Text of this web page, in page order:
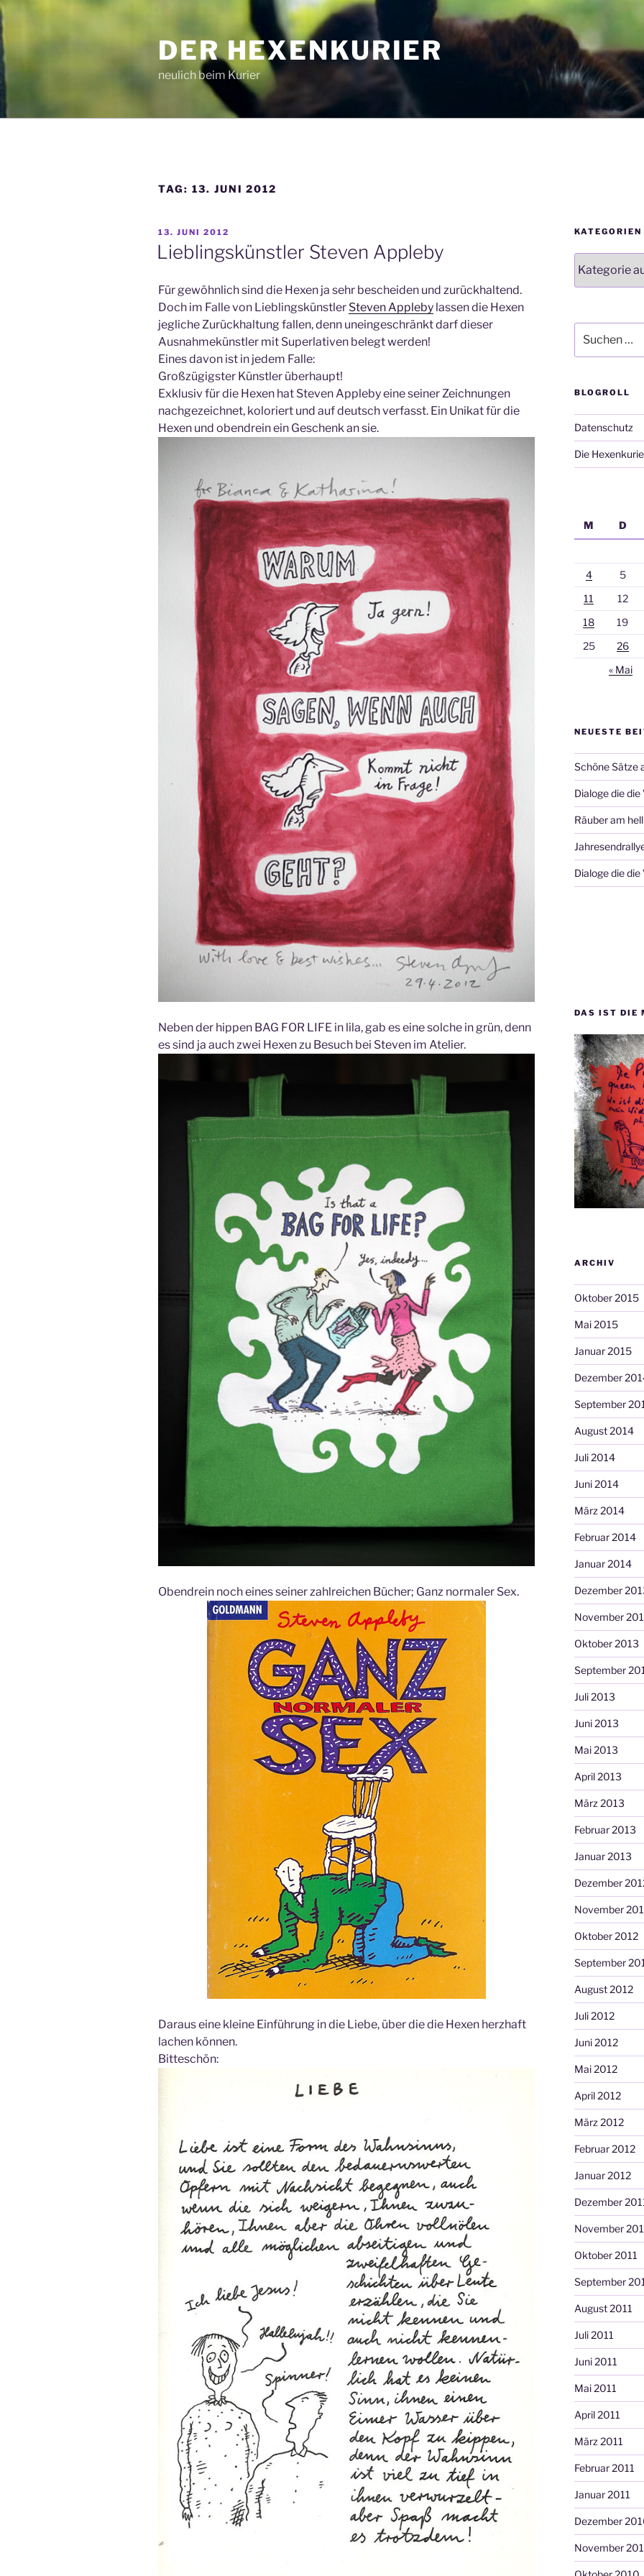
Zum
Inhalt
springen
DER HEXENKURIER
neulich beim Kurier
TAG: 13. JUNI 2012
VERÖFFENTLICHT
AM
13. JUNI 2012
Lieblingskünstler Steven Appleby
Für gewöhnlich sind die Hexen ja sehr bescheiden und zurückhaltend.
Doch im Falle von Lieblingskünstler Steven Appleby lassen die Hexen
jegliche Zurückhaltung fallen, denn uneingeschränkt darf dieser
Ausnahmekünstler mit Superlativen belegt werden!
Eines davon ist in jedem Falle:
Großzügigster Künstler überhaupt!
Exklusiv für die Hexen hat Steven Appleby eine seiner Zeichnungen
nachgezeichnet, koloriert und auf deutsch verfasst. Ein Unikat für die
Hexen und obendrein ein Geschenk an sie.
Neben der hippen BAG FOR LIFE in lila, gab es eine solche in grün, denn
es sind ja auch zwei Hexen zu Besuch bei Steven im Atelier.
Obendrein noch eines seiner zahlreichen Bücher; Ganz normaler Sex.
Daraus eine kleine Einführung in die Liebe, über die die Hexen herzhaft
lachen können.
Bitteschön:
KATEGORIEN
nach:
BLOGROLL
Datenschutz
Die
M
D
4
5
11
12
18
19
25
26
« Mai
NEUESTE
Schöne Sätze
Dialoge die
Räuber am
Dialoge die
DAS IST DIE
ARCHIV
Oktober 2015
Mai 2015
Januar 2015
Dezember
September
August 2014
Juli 2014
Juni 2014
März 2014
Februar 2014
Januar 2014
Dezember
November
Oktober 2013
September
Juli 2013
Juni 2013
Mai 2013
April 2013
März 2013
Februar 2013
Januar 2013
Dezember
November
Oktober 2012
September
August 2012
Juli 2012
Juni 2012
Mai 2012
April 2012
März 2012
Februar 2012
Januar 2012
Dezember
November
Oktober 2011
September
August 2011
Juli 2011
Juni 2011
Mai 2011
April 2011
März 2011
Februar 2011
Januar 2011
Dezember
November